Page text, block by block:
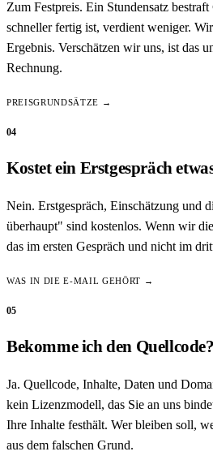
Zum Festpreis. Ein Stundensatz
schneller fertig ist, verdient weniger.
Ergebnis. Verschätzen wir uns, ist das
Rechnung.
PREISGRUNDSÄTZE →
04
Kostet ein Erstgespräch
Nein. Erstgespräch, Einschätzung und
überhaupt" sind kostenlos. Wenn wir
das im ersten Gespräch und nicht im
WAS IN DIE E-MAIL GEHÖRT →
05
Bekomme ich den Quellcode?
Ja. Quellcode, Inhalte, Daten und
kein Lizenzmodell, das Sie an uns
Ihre Inhalte festhält. Wer bleiben soll,
aus dem falschen Grund.